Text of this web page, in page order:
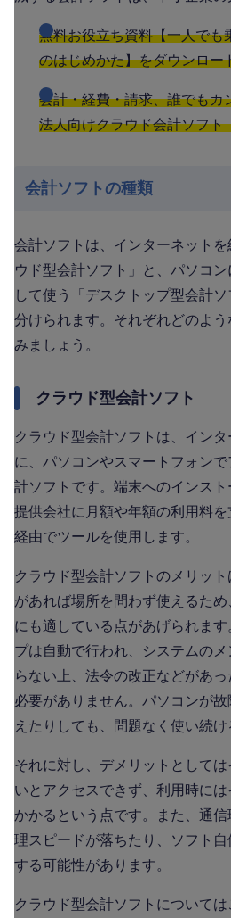
無料お役立ち資料【一人でも
のはじめかた】をダウンロー
会計・経費・請求、誰でもカ
法人向けクラウド会計ソフト
会計ソフトの種類
会計ソフトは、インターネット
ウド型会計ソフト」と、パソコ
して使う「デスクトップ型会計
分けられます。それぞれどのよ
みましょう。
クラウド型会計ソフト
クラウド型会計ソフトは、イン
に、パソコンやスマートフォン
計ソフトです。端末へのインス
提供会社に月額や年額の利用料
経由でツールを使用します。
クラウド型会計ソフトのメリッ
があれば場所を問わず使えるた
にも適している点があげられま
プは自動で行われ、システムの
らない上、法令の改正などがあ
必要がありません。パソコンが
えたりしても、問題なく使い続け
それに対し、デメリットとして
いとアクセスできず、利用時に
かかるという点です。また、通
理スピードが落ちたり、ソフト
する可能性があります。
クラウド型会計ソフトについて